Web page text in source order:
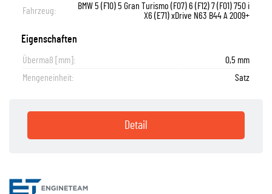
Fahrzeug:
BMW 5 (F10) 5 Gran Turismo (F07) 6 (F12) 7 (F01) 750 i
X6 (E71) xDrive N63 B44 A 2009+
Eigenschaften
Übermaß [mm]:
0,5 mm
Mengeneinheit:
Satz
Detail